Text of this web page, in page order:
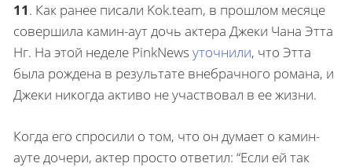
11. Как ранее писали Kok.team, в прошлом месяце
совершила камин-аут дочь актера Джеки Чана Этта
Нг. На этой неделе PinkNews уточнили, что Этта
была рождена в результате внебрачного романа, и
Джеки никогда активо не участвовал в ее жизни.
Когда его спросили о том, что он думает о камин-
ауте дочери, актер просто ответил: “Если ей так